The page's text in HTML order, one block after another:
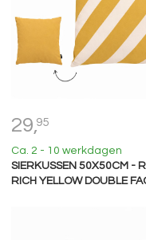
29,95
Ca. 2 - 10 werkdagen
SIERKUSSEN 50X50CM -
RICH YELLOW DOUBLE